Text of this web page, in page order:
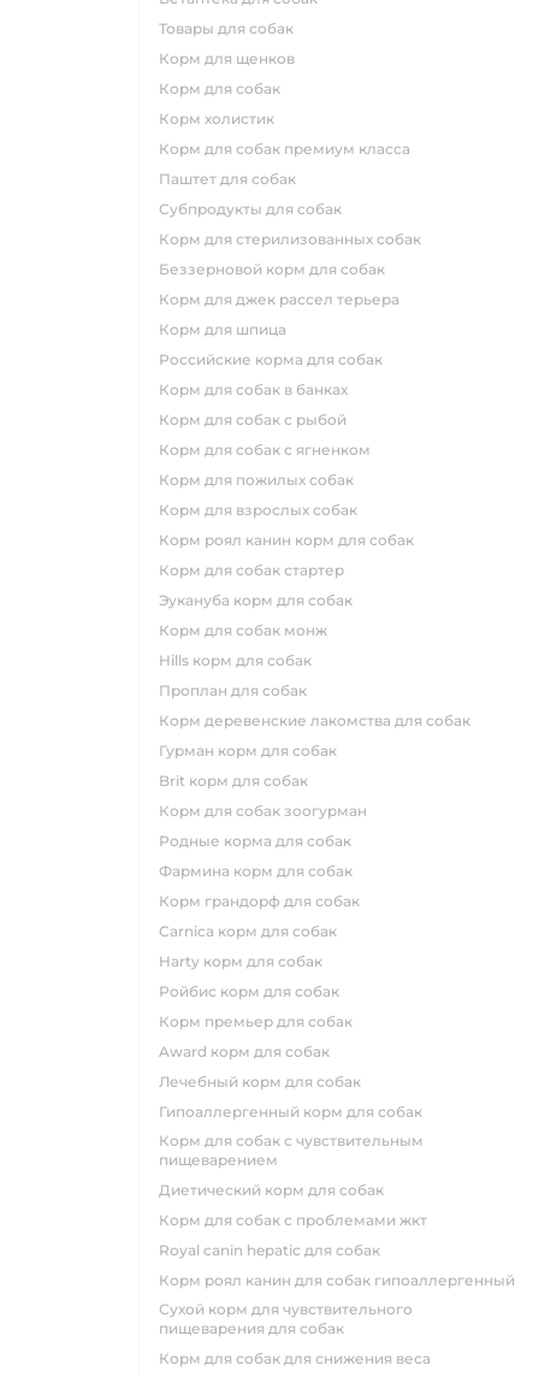
товары для собак
корм для щенков
корм для собак
корм холистик
корм для собак премиум класса
паштет для собак
субпродукты для собак
корм для стерилизованных собак
беззерновой корм для собак
корм для джек рассел терьера
корм для шпица
российские корма для собак
корм для собак в банках
корм для собак с рыбой
корм для собак с ягненком
корм для пожилых собак
корм для взрослых собак
корм роял канин корм для собак
корм для собак стартер
эукануба корм для собак
корм для собак монж
hills корм для собак
проплан для собак
корм деревенские лакомства для собак
гурман корм для собак
brit корм для собак
корм для собак зоогурман
родные корма для собак
фармина корм для собак
корм грандорф для собак
carnica корм для собак
harty корм для собак
ройбис корм для собак
корм премьер для собак
award корм для собак
лечебный корм для собак
гипоаллергенный корм для собак
корм для собак с чувствительным
пищеварением
диетический корм для собак
корм для собак с проблемами жкт
royal canin hepatic для собак
корм роял канин для собак гипоаллергенный
сухой корм для чувствительного
пищеварения для собак
корм для собак для снижения веса